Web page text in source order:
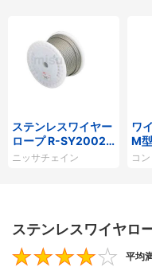
ステンレスワイヤー
ロープ R-SY2002
～2060
ニッサチェイン
ワ
M
キ
コ
ステンレスワイヤロ
平均